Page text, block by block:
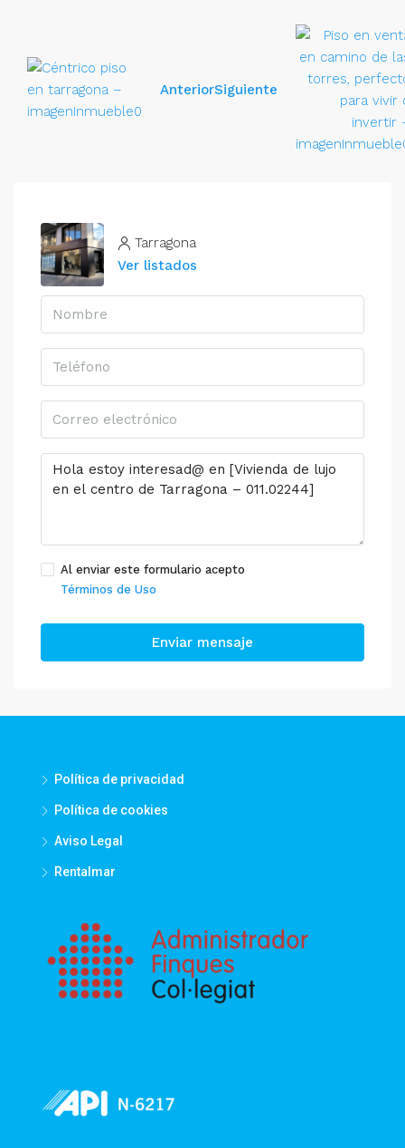
AnteriorSiguiente
Tarragona
Ver listados
Al enviar este formulario acepto
Términos de Uso
Enviar mensaje
Política de privacidad
Política de cookies
Aviso Legal
Rentalmar